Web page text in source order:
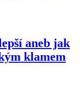
aneb jak
klamem